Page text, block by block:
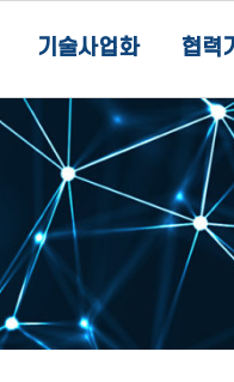
기술사업화 협력